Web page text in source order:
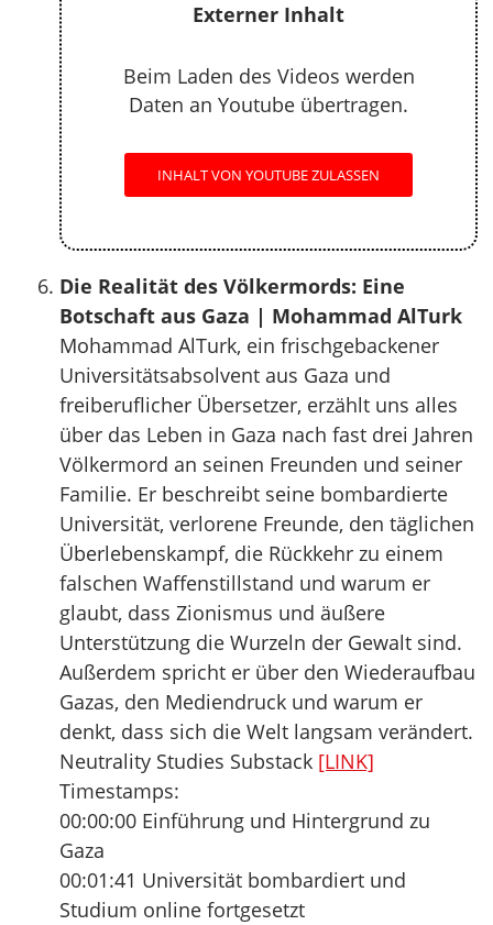
Externer Inhalt
Beim Laden des Videos werden
Daten an Youtube übertragen.
INHALT VON YOUTUBE ZULASSEN
Die Realität des Völkermords: Eine
Botschaft aus Gaza | Mohammad AlTurk
Mohammad AlTurk, ein frischgebackener
Universitätsabsolvent aus Gaza und
freiberuflicher Übersetzer, erzählt uns alles
über das Leben in Gaza nach fast drei Jahren
Völkermord an seinen Freunden und seiner
Familie. Er beschreibt seine bombardierte
Universität, verlorene Freunde, den täglichen
Überlebenskampf, die Rückkehr zu einem
falschen Waffenstillstand und warum er
glaubt, dass Zionismus und äußere
Unterstützung die Wurzeln der Gewalt sind.
Außerdem spricht er über den Wiederaufbau
Gazas, den Mediendruck und warum er
denkt, dass sich die Welt langsam verändert.
Neutrality Studies Substack [LINK]
Timestamps:
00:00:00 Einführung und Hintergrund zu
Gaza
00:01:41 Universität bombardiert und
Studium online fortgesetzt